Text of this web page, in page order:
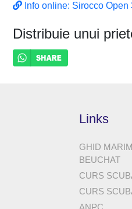
Info online: Sirocco Open
Distribuie unui
Links
GHID
BEUCHAT
CURS
CURS